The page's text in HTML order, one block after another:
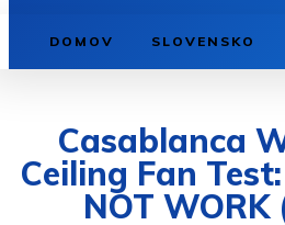
DOMOV SLOVENSKO
Casablanca
Ceiling Fan
NOT WORK